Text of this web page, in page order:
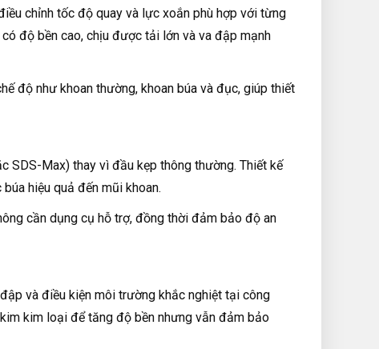
chỉnh tốc độ quay và lực xoắn phù hợp với từng
độ bền cao, chịu được tải lớn và va đập mạnh
độ như khoan thường, khoan búa và đục, giúp thiết
SDS-Max) thay vì đầu kẹp thông thường. Thiết kế
hiệu quả đến mũi khoan.
cần dụng cụ hỗ trợ, đồng thời đảm bảo độ an
và điều kiện môi trường khắc nghiệt tại công
kim loại để tăng độ bền nhưng vẫn đảm bảo